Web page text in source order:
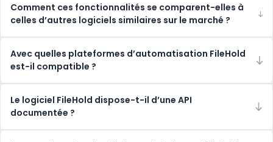
Comment ces fonctionnalités se comparent-elles à
celles d’autres logiciels similaires sur le marché ?
Avec quelles plateformes d’automatisation FileHold
est-il compatible ?
Le logiciel FileHold dispose-t-il d’une API
documentée ?